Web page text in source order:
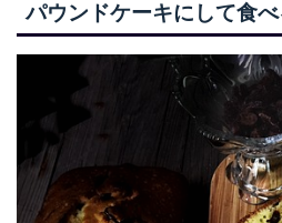
パウンドケーキにして食べ